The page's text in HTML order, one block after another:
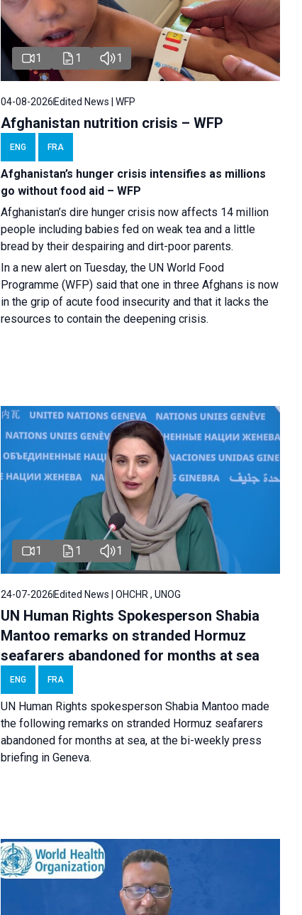
1 1 1
04-08-2026Edited News | WFP
Afghanistan nutrition crisis – WFP
ENG FRA
Afghanistan’s hunger crisis intensifies as millions
go without food aid – WFP
Afghanistan’s dire hunger crisis now affects 14 million
people including babies fed on weak tea and a little
bread by their despairing and dirt-poor parents.
In a new alert on Tuesday, the UN World Food
Programme (WFP) said that one in three Afghans is now
in the grip of acute food insecurity and that it lacks the
resources to contain the deepening crisis.
1 1 1
24-07-2026Edited News | OHCHR , UNOG
UN Human Rights Spokesperson Shabia
Mantoo remarks on stranded Hormuz
seafarers abandoned for months at sea
ENG FRA
UN Human Rights spokesperson Shabia Mantoo made
the following remarks on stranded Hormuz seafarers
abandoned for months at sea, at the bi-weekly press
briefing in Geneva.